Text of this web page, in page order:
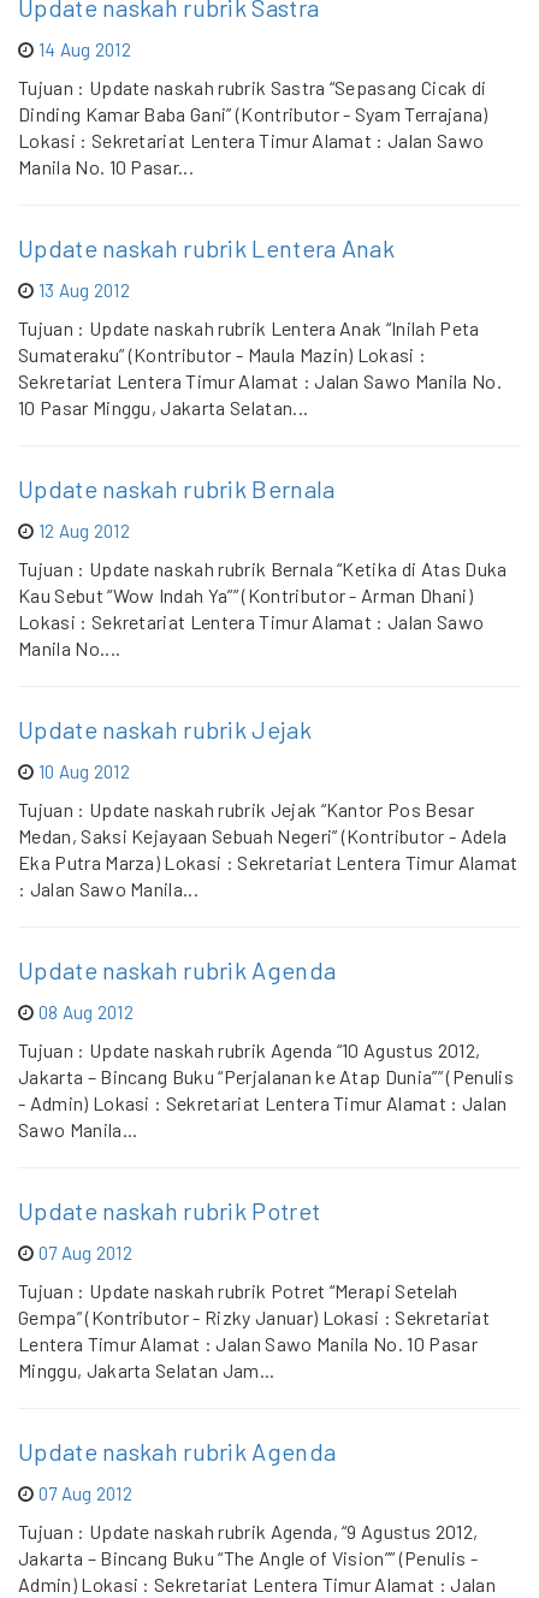
Update naskah rubrik Sastra
14 Aug 2012
Tujuan : Update naskah rubrik Sastra “Sepasang Cicak di
Dinding Kamar Baba Gani” (Kontributor - Syam Terrajana)
Lokasi : Sekretariat Lentera Timur Alamat : Jalan Sawo
Manila No. 10 Pasar...
Update naskah rubrik Lentera Anak
13 Aug 2012
Tujuan : Update naskah rubrik Lentera Anak “Inilah Peta
Sumateraku” (Kontributor - Maula Mazin) Lokasi :
Sekretariat Lentera Timur Alamat : Jalan Sawo Manila No.
10 Pasar Minggu, Jakarta Selatan...
Update naskah rubrik Bernala
12 Aug 2012
Tujuan : Update naskah rubrik Bernala “Ketika di Atas Duka
Kau Sebut “Wow Indah Ya”” (Kontributor - Arman Dhani)
Lokasi : Sekretariat Lentera Timur Alamat : Jalan Sawo
Manila No....
Update naskah rubrik Jejak
10 Aug 2012
Tujuan : Update naskah rubrik Jejak “Kantor Pos Besar
Medan, Saksi Kejayaan Sebuah Negeri” (Kontributor - Adela
Eka Putra Marza) Lokasi : Sekretariat Lentera Timur Alamat
: Jalan Sawo Manila...
Update naskah rubrik Agenda
08 Aug 2012
Tujuan : Update naskah rubrik Agenda “10 Agustus 2012,
Jakarta – Bincang Buku “Perjalanan ke Atap Dunia”” (Penulis
- Admin) Lokasi : Sekretariat Lentera Timur Alamat : Jalan
Sawo Manila...
Update naskah rubrik Potret
07 Aug 2012
Tujuan : Update naskah rubrik Potret “Merapi Setelah
Gempa” (Kontributor - Rizky Januar) Lokasi : Sekretariat
Lentera Timur Alamat : Jalan Sawo Manila No. 10 Pasar
Minggu, Jakarta Selatan Jam...
Update naskah rubrik Agenda
07 Aug 2012
Tujuan : Update naskah rubrik Agenda, “9 Agustus 2012,
Jakarta – Bincang Buku “The Angle of Vision”” (Penulis -
Admin) Lokasi : Sekretariat Lentera Timur Alamat : Jalan